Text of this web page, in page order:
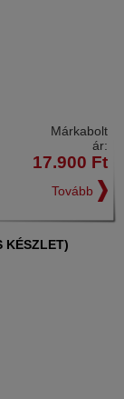
Márkabolt
ár:
17.900 Ft
Tovább
KÉSZLET)